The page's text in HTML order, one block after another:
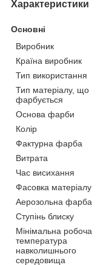
Характеристики
Основні
Виробник
Країна виробник
Тип використання
Тип матеріалу, що
фарбується
Основа фарби
Колір
Фактурна фарба
Витрата
Час висихання
Фасовка матеріалу
Аерозольна фарба
Ступінь блиску
Мінімальна робоча
температура
навколишнього
середовища